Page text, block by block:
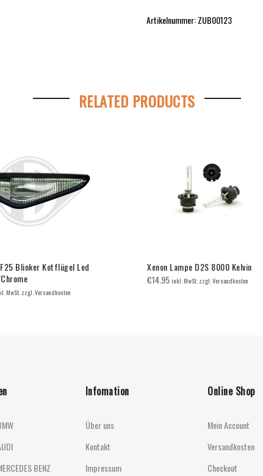
Artikelnummer: ZUB00123
RELATED PRODUCTS
Blinker Kotflügel Led
MwSt. zzgl. Versandkosten
Xenon Lampe D2S 8000 Kelvin
€14.95inkl. MwSt. zzgl. Versandkosten
BENZ
Infomation
Über uns
Kontakt
Impressum
Online Shop
Mein Account
Versandkosten
Checkout